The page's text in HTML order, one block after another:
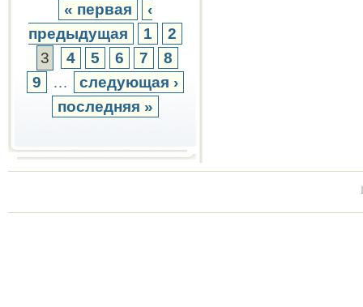
« первая
‹
предыдущая
1
2
3
4 5 6 7
8
9
…
следующая ›
последняя »